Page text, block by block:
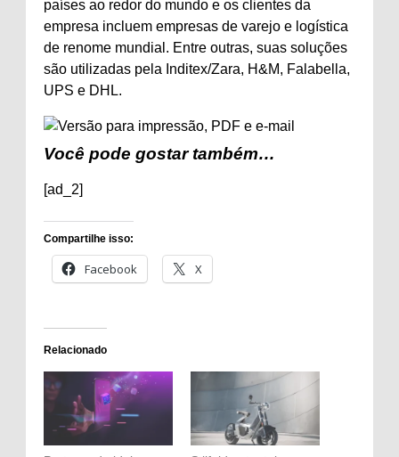
países ao redor do mundo e os clientes da
empresa incluem empresas de varejo e logística
de renome mundial. Entre outras, suas soluções
são utilizadas pela Inditex/Zara, H&M, Falabella,
UPS e DHL.
Você pode gostar também…
[ad_2]
Compartilhe isso:
Facebook X
Relacionado